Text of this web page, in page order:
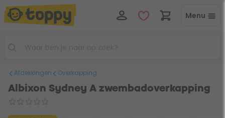
Menu
Afdekkingen Overkapping
Albixon Sydney A zwembadoverkapping